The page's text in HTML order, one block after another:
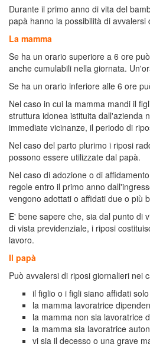
Durante il primo anno di vita del
papà hanno la possibilità di avvalersi
La mamma
Se ha un orario superiore a 6 ore
anche cumulabili nella giornata.
Se ha un orario inferiore alle 6 ore
Nel caso in cui la mamma mandi il
struttura idonea istituita dall'azienda
immediate vicinanze, il periodo di
Nel caso del parto plurimo i riposi
possono essere utilizzate dal papà.
Nel caso di adozione o di
regole entro il primo anno
vengono adottati o affidati due o più
E' bene sapere che, sia dal punto di
di vista previdenziale, i riposi
lavoro.
Il papà
Può avvalersi di riposi giornalieri nei
il figlio o i figli siano affidati
la mamma lavoratrice
la mamma non sia lavoratrice
la mamma sia lavoratrice
vi sia il decesso o una grave